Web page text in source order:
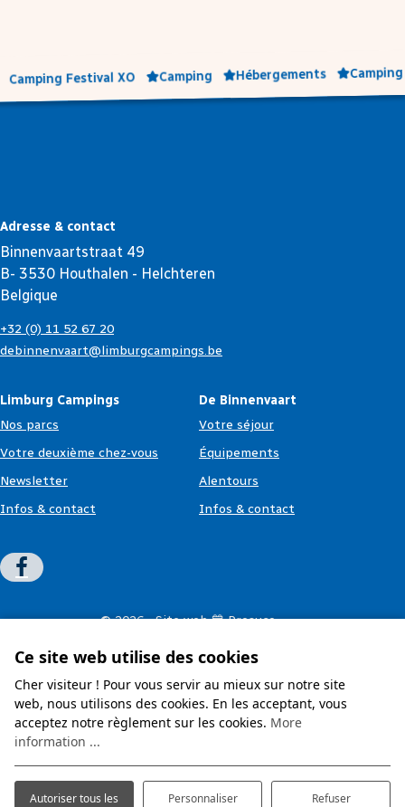
Camping Festival XO Camping Hébergements
Adresse & contact
Binnenvaartstraat 49
B- 3530 Houthalen - Helchteren
Belgique
+32 (0) 11 52 67 20
debinnenvaart@limburgcampings.be
Limburg Campings
Nos parcs
Votre deuxième chez-vous
Newsletter
Infos & contact
De Binnenvaart
Votre séjour
Équipements
Alentours
Infos & contact
© 2026 - Site web 💙 Prosuco
Déclaration de confidentialité
Ce site web utilise des cookies
Cher visiteur ! Pour vous servir au mieux sur notre site
web, nous utilisons des cookies. En les acceptant, vous
acceptez notre règlement sur les cookies. More
information ...
Autoriser tous les Personnaliser Refuser